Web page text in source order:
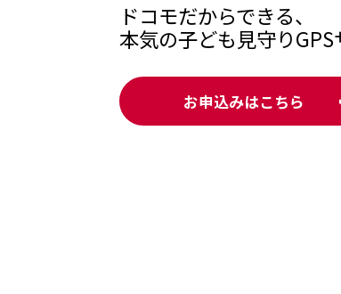
ドコモだからできる、
本気の子ども見守り
お申込みはこちら